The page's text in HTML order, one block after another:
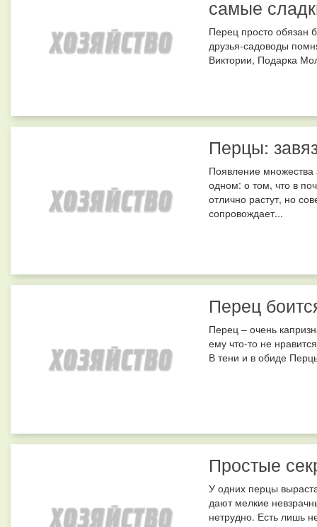
самые
Перец просто обязан
друзья-садоводы
Виктории, Подарка
Перцы:
Появление множества
одном: о том, что в
отлично растут, но
сопровождает...
Перец
Перец – очень
ему что-то не
В тени и в обиде
Простые
У одних перцы
дают мелкие
нетрудно. Есть лишь